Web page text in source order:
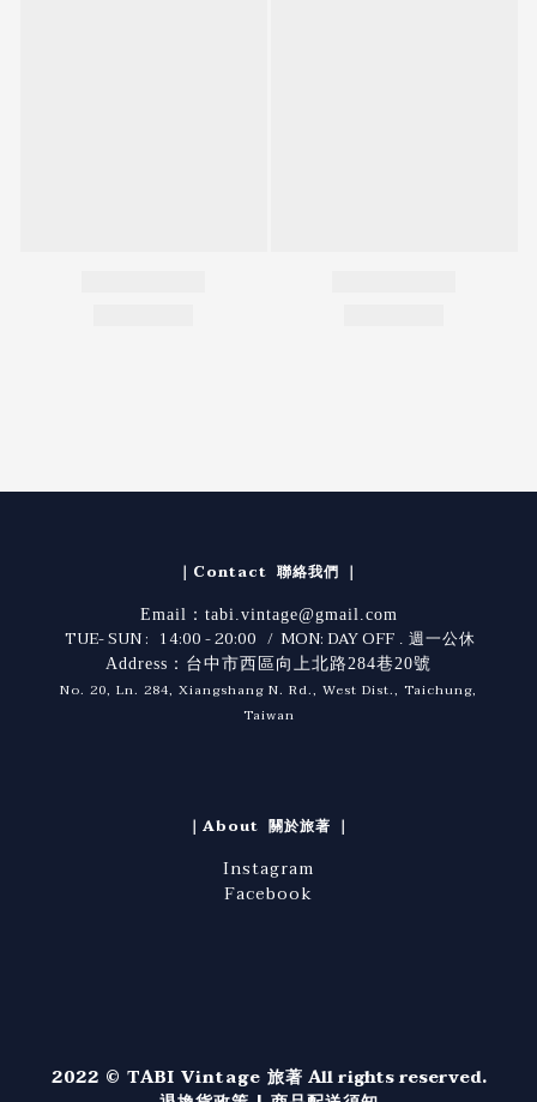
｜Contact 聯絡我們 ｜
Email：tabi.vintage@gmail.com
TUE- SUN : 14:00 - 20:00 / MON: DAY OFF . 週一公休
Address：台中市西區向上北路284巷20號
No. 20, Ln. 284, Xiangshang N. Rd., West Dist., Taichung,
Taiwan
｜About 關於旅著 ｜
Instagram
Facebook
2022 © TABI Vintage 旅著 All rights reserved.